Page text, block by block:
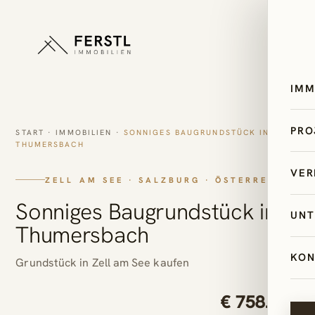
START ·IMMOBILIEN · SONNIGES BAUGRUNDSTÜCK IN
THUMERSBACH
ZELL AM SEE · SALZBURG · ÖSTERREICH
Sonniges Baugrundstück in
Thumersbach
Grundstück in Zell am See kaufen
€ 758.520